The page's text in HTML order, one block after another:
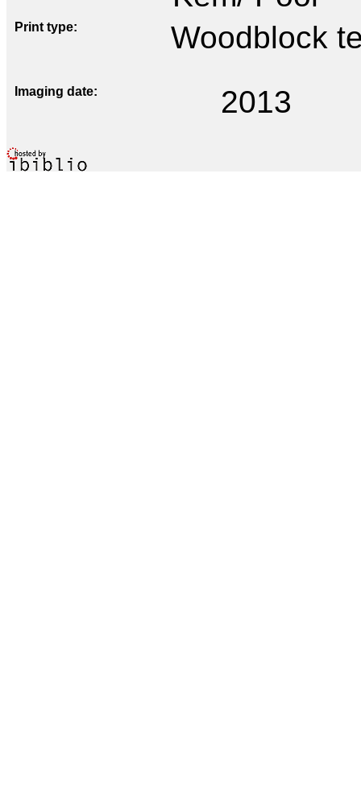
Print type Woodblock
Imaging date 2013